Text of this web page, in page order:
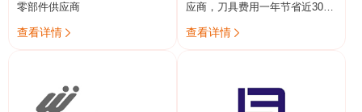
零部件供应商
查看详情 
应商，刀具费用一年节省近300
查看详情 